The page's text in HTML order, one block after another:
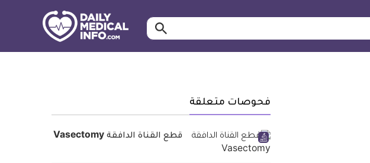
ابحث…
فحوصات متعلقة
قطع القناة الدافقة Vasectomy